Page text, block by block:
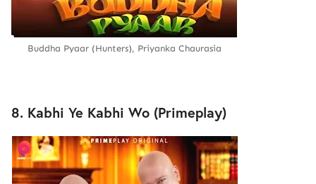
Buddha Pyaar (Hunters), Priyanka Chaurasia
8. Kabhi Ye Kabhi Wo (Primeplay)